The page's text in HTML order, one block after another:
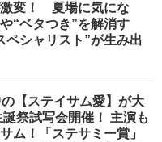
激変！ 夏場に気にな
“ベタつき”を解消す
ペシャリスト”が生み出
の【ステイサム愛】が大
祭試写会開催！ 主演も
ム！「ステサミー賞」